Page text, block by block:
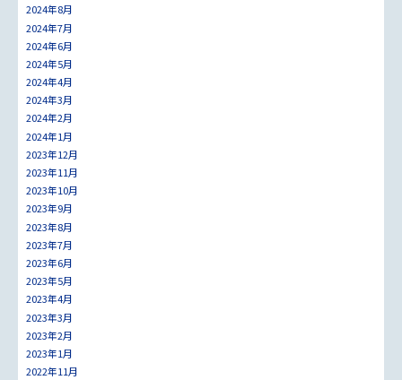
2024年8月
2024年7月
2024年6月
2024年5月
2024年4月
2024年3月
2024年2月
2024年1月
2023年12月
2023年11月
2023年10月
2023年9月
2023年8月
2023年7月
2023年6月
2023年5月
2023年4月
2023年3月
2023年2月
2023年1月
2022年11月